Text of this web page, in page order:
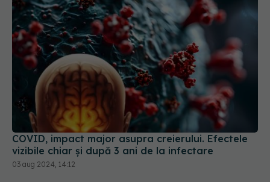
COVID, impact major asupra creierului. Efectele
vizibile chiar și după 3 ani de la infectare
03 aug 2024, 14:12